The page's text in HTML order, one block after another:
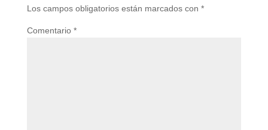
Los campos obligatorios están marcados con *
Comentario *